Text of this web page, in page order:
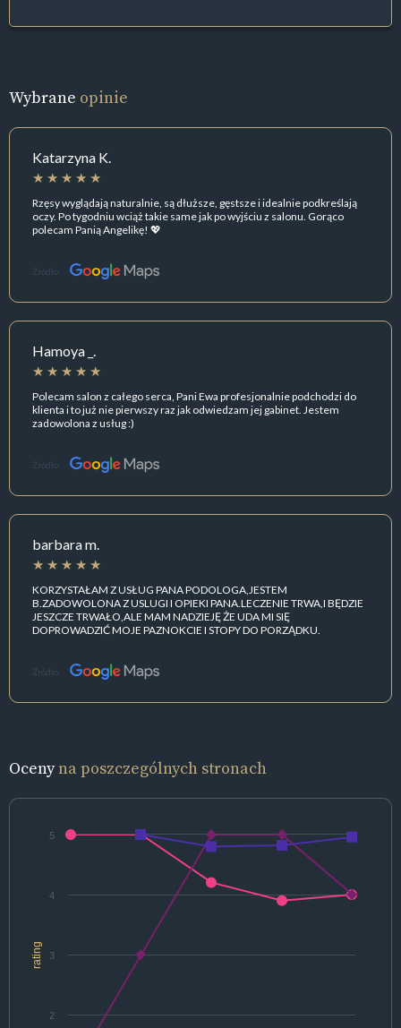
Wybrane opinie
Katarzyna K.
Rzęsy wyglądają naturalnie, są dłuższe, gęstsze i idealnie podkreślają
oczy. Po tygodniu wciąż takie same jak po wyjściu z salonu. Gorąco
polecam Panią Angelikę! 💖
Źródło:
Hamoya _.
Polecam salon z całego serca, Pani Ewa profesjonalnie podchodzi do
klienta i to już nie pierwszy raz jak odwiedzam jej gabinet. Jestem
zadowolona z usług :)
Źródło:
barbara m.
KORZYSTAŁAM Z USŁUG PANA PODOLOGA,JESTEM
B.ZADOWOLONA Z USLUGI I OPIEKI PANA.LECZENIE TRWA,I BĘDZIE
JESZCZE TRWAŁO,ALE MAM NADZIEJĘ ŻE UDA MI SIĘ
DOPROWADZIĆ MOJE PAZNOKCIE I STOPY DO PORZĄDKU.
Źródło:
Ocenyna poszczególnych stronach
rating
2
3
4
5